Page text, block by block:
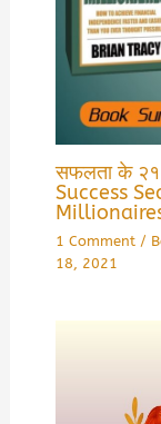
सफलता के २१
Success
1 Comment /
18, 2021